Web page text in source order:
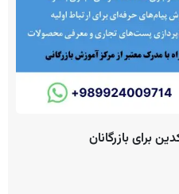
برای بازرگانان